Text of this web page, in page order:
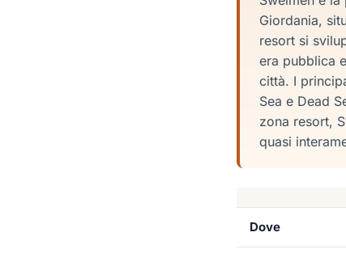
Giordania,
resort si
era pubblica
città. I
Sea e Dead
zona resort,
quasi
Dove